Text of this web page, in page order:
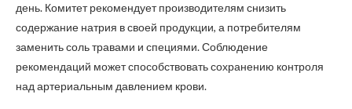
день. Комитет рекомендует производителям снизить
содержание натрия в своей продукции, а потребителям
заменить соль травами и специями. Соблюдение
рекомендаций может способствовать сохранению контроля
над артериальным давлением крови.